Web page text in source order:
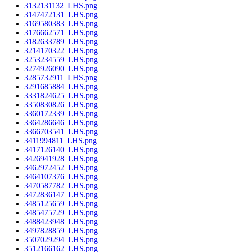
3132131132_LHS.png
3147472131_LHS.png
3169580383_LHS.png
3176662571_LHS.png
3182633789_LHS.png
3214170322_LHS.png
3253234559_LHS.png
3274926090_LHS.png
3285732911_LHS.png
3291685884_LHS.png
3331824625_LHS.png
3350830826_LHS.png
3360172339_LHS.png
3364286646_LHS.png
3366703541_LHS.png
3411994811_LHS.png
3417126140_LHS.png
3426941928_LHS.png
3462972452_LHS.png
3464107376_LHS.png
3470587782_LHS.png
3472836147_LHS.png
3485125659_LHS.png
3485475729_LHS.png
3488423948_LHS.png
3497828859_LHS.png
3507029294_LHS.png
3512166162_LHS.png